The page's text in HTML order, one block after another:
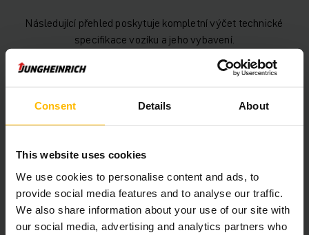
Consent Details About
This website uses cookies
We use cookies to personalise content and ads, to
provide social media features and to analyse our traffic.
We also share information about your use of our site with
our social media, advertising and analytics partners who
Následující přehled poskytuje kompletní výčet technické
specifikace vozíku a jeho vybavení.
Baterie Trakční, 24 V / 150 Ah
Rok výroby baterie 2024
Rok 2018